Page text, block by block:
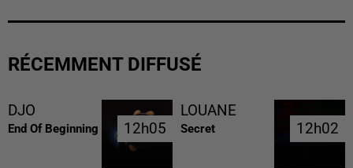
RÉCEMMENT DIFFUSÉ
DJO
End Of Beginning 12h05
12h05
LOUANE
Secret 12h02
12h02